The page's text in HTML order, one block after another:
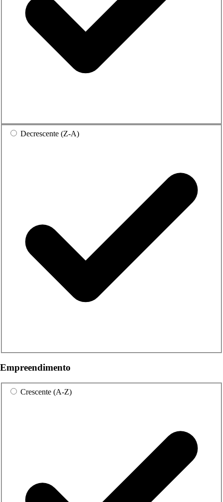
Decrescente (Z-A)
Empreendimento
Crescente (A-Z)